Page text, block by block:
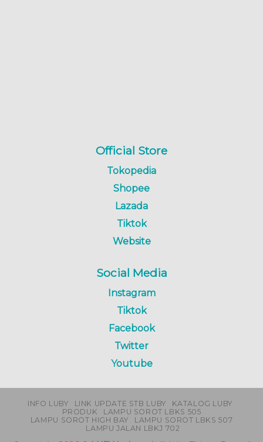
Official Store
Tokopedia
Shopee
Lazada
Tiktok
Website
Social Media
Instagram
Tiktok
Facebook
Twitter
Youtube
INFO LUBY LINK UPDATE STB LUBY
KATALOG LUBY
PRODUK
LAMPU SOROT LBKS 505
LAMPU SOROT HIGH BAY
LAMPU SOROT LBKS 507
LAMPU JALAN LBKJ 702